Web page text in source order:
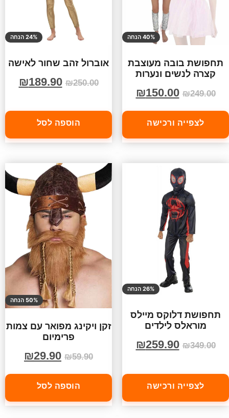
40% הנחה
תחפושת בובה מעוצבת
קצרה לנשים ונערות
₪249.00
₪150.00
לצפייה ורכישה
24% הנחה
אוברול זהב שחור לאישה
₪250.00
₪189.90
הוספה לסל
26% הנחה
תחפושת דלוקס מיילס
מוראלס לילדים
₪349.00
₪259.90
לצפייה ורכישה
50% הנחה
זקן ויקינג מפואר עם צמות
פרימיום
₪59.90
₪29.90
הוספה לסל